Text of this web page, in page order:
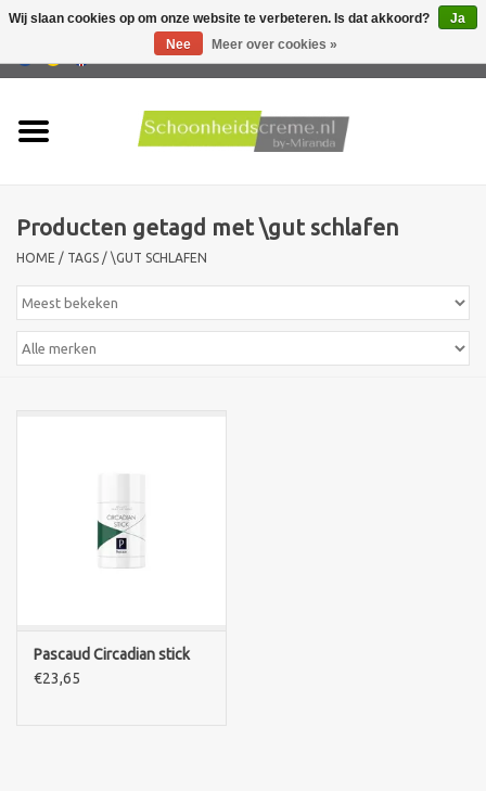
Producten
Huidproblemen
Mannen verzorging
Bernard cassiere
Producten getagd met \gut schlafen
HOME / TAGS / \GUT SCHLAFEN
Pascaud Circadian stick
€23,65
Wij slaan cookies op om onze website te verbeteren. Is dat akkoord?
Ja
Nee
Meer over cookies »